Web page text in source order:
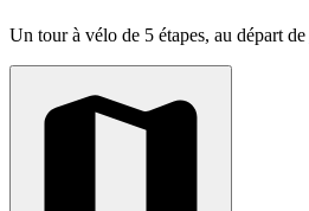
Un tour à vélo de 5 étapes, au départ de